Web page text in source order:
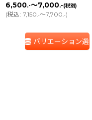
6,500.-～7,000.-(税別)
(税込: 7,150 .-～7,700 .-)
バリエーション選択